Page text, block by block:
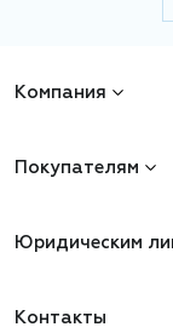
Компания
Покупателям
Юридическим
Контакты